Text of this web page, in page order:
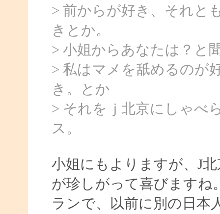
> 前からが好き、それと
きとか。
> 小姐からあなたは？と
> 私はマメを舐めるのが
き。とか
> それをｊ北京にしゃべ
ス。
小姐にもよりますが、J
が珍しがって喜びますね
ランで、以前に別の日本